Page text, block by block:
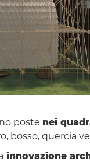
poste nei
bosso, quercia
innovazione